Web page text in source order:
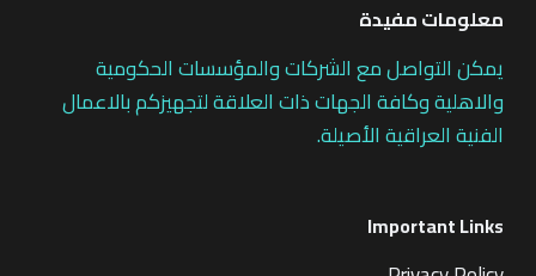
معلومات مفيدة
يمكن التواصل مع الشركات والمؤسسات الحكومية
والاهلية وكافة الجهات ذات العلاقة لتجهيزكم بالاعمال
الفنية العراقية الأصيلة.
Important Links